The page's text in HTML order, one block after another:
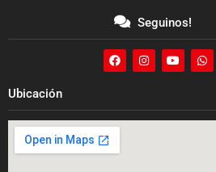
Ubicación
Seguinos!
F
a
o
o
I
n
g
r
Y
o
b
e
W
h
a
p